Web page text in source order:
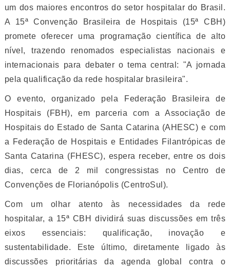
um dos maiores encontros do setor hospitalar do Brasil.
A 15ª Convenção Brasileira de Hospitais (15ª CBH)
promete oferecer uma programação científica de alto
nível, trazendo renomados especialistas nacionais e
internacionais para debater o tema central: "A jornada
pela qualificação da rede hospitalar brasileira".
O evento, organizado pela Federação Brasileira de
Hospitais (FBH), em parceria com a Associação de
Hospitais do Estado de Santa Catarina (AHESC) e com
a Federação de Hospitais e Entidades Filantrópicas de
Santa Catarina (FHESC), espera receber, entre os dois
dias, cerca de 2 mil congressistas no Centro de
Convenções de Florianópolis (CentroSul).
Com um olhar atento às necessidades da rede
hospitalar, a 15ª CBH dividirá suas discussões em três
eixos essenciais: qualificação, inovação e
sustentabilidade. Este último, diretamente ligado às
discussões prioritárias da agenda global contra o